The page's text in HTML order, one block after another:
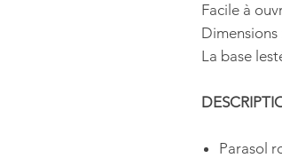
Facile à
Dimensions
La base
Parasol